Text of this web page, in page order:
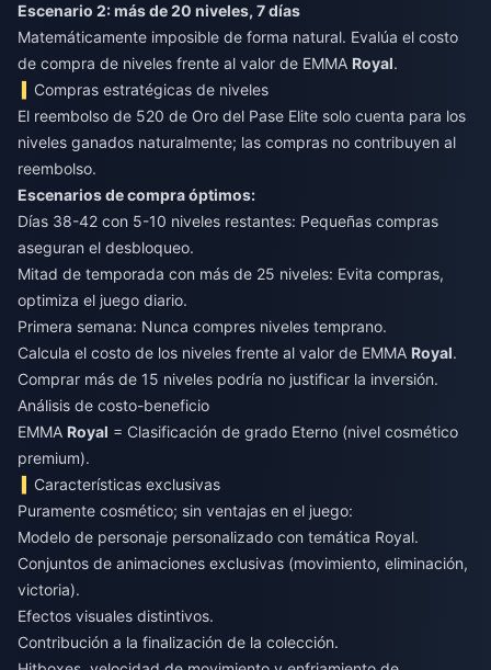
Escenario 2: más de 20 niveles, 7 días
Matemáticamente imposible de forma natural. Evalúa el costo
de compra de niveles frente al valor de EMMA Royal.
Compras estratégicas de niveles
El reembolso de 520 de Oro del Pase Elite solo cuenta para los
niveles ganados naturalmente; las compras no contribuyen al
reembolso.
Escenarios de compra óptimos:
Días 38-42 con 5-10 niveles restantes: Pequeñas compras
aseguran el desbloqueo.
Mitad de temporada con más de 25 niveles: Evita compras,
optimiza el juego diario.
Primera semana: Nunca compres niveles temprano.
Calcula el costo de los niveles frente al valor de EMMA Royal.
Comprar más de 15 niveles podría no justificar la inversión.
Análisis de costo-beneficio
EMMA Royal = Clasificación de grado Eterno (nivel cosmético
premium).
Características exclusivas
Puramente cosmético; sin ventajas en el juego:
Modelo de personaje personalizado con temática Royal.
Conjuntos de animaciones exclusivas (movimiento, eliminación,
victoria).
Efectos visuales distintivos.
Contribución a la finalización de la colección.